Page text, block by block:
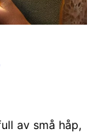
av små håp,